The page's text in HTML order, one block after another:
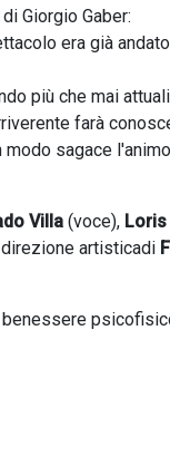
Giorgio Gaber:
era già
più che mai
farà
sagace l'animo
Villa (voce), Loris
artisticadi